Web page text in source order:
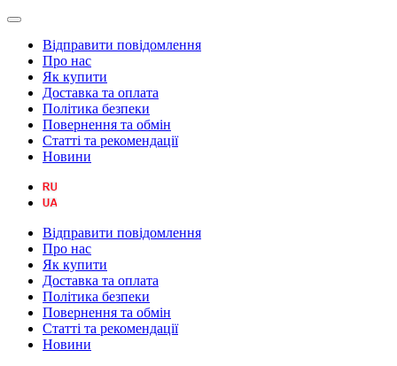
Відправити повідомлення
Про нас
Як купити
Доставка та оплата
Політика безпеки
Повернення та обмін
Статті та рекомендації
Новини
Відправити повідомлення
Про нас
Як купити
Доставка та оплата
Політика безпеки
Повернення та обмін
Статті та рекомендації
Новини